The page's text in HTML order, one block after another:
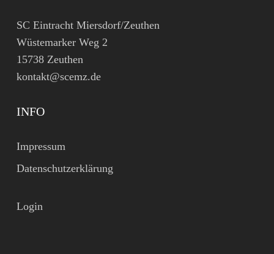
SC Eintracht Miersdorf/Zeuthen
Wüstemarker Weg 2
15738 Zeuthen
kontakt@scemz.de
INFO
Impressum
Datenschutzerklärung
Login